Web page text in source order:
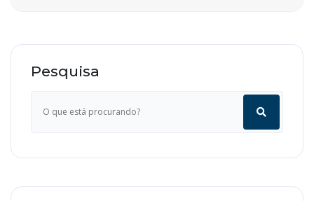
Pesquisa